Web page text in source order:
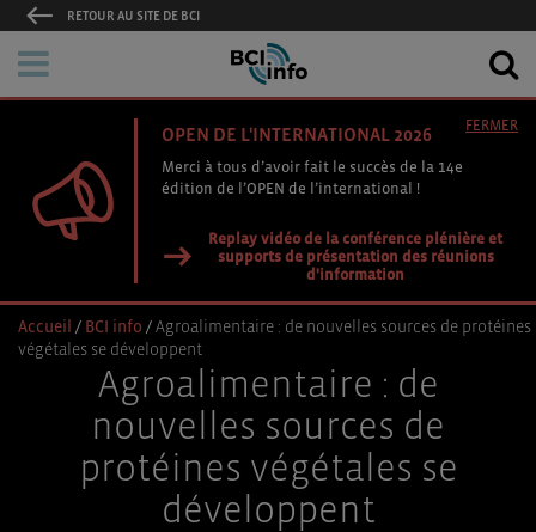
RETOUR AU SITE DE BCI
OPEN DE L'INTERNATIONAL 2026
Merci à tous d’avoir fait le succès de la 14e
édition de l’OPEN de l’international !
Replay vidéo de la conférence plénière et
supports de présentation des réunions
d'information
FERMER
Accueil / BCI info /Agroalimentaire : de nouvelles sources de protéines
végétales se développent
Agroalimentaire : de
nouvelles sources de
protéines végétales se
développent